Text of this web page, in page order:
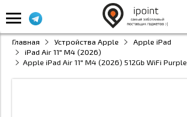
Главная Устройства Apple
Apple iPad
iPad Air 11" M4 (2026)
Apple iPad Air 11" M4 (2026) 512Gb WiFi Purple